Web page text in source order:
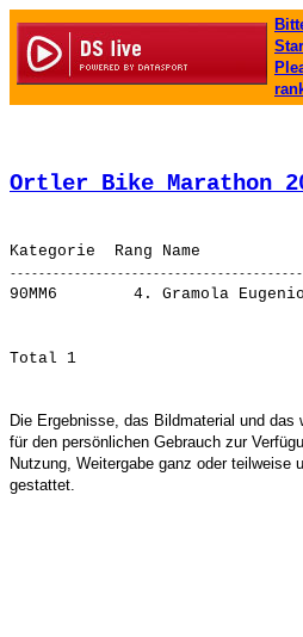
Ortler Bike Marathon
90MM6        4. Gramola
Die Ergebnisse, das Bildmaterial und das
für den persönlichen Gebrauch zur
Nutzung, Weitergabe ganz oder teilweise
gestattet.